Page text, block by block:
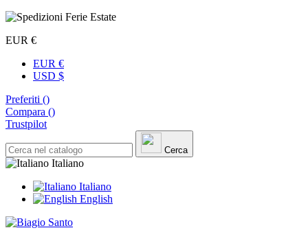
EUR €
EUR €
USD $
Preferiti ()
Compara ()
Trustpilot
Cerca
Italiano
Italiano
English